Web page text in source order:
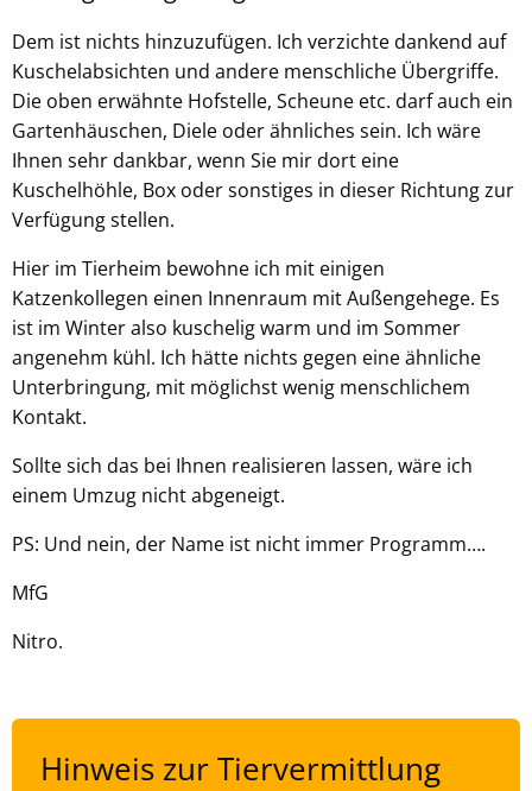
Dem ist nichts hinzuzufügen. Ich verzichte dankend auf
Kuschelabsichten und andere menschliche Übergriffe.
Die oben erwähnte Hofstelle, Scheune etc. darf auch ein
Gartenhäuschen, Diele oder ähnliches sein. Ich wäre
Ihnen sehr dankbar, wenn Sie mir dort eine
Kuschelhöhle, Box oder sonstiges in dieser Richtung zur
Verfügung stellen.
Hier im Tierheim bewohne ich mit einigen
Katzenkollegen einen Innenraum mit Außengehege. Es
ist im Winter also kuschelig warm und im Sommer
angenehm kühl. Ich hätte nichts gegen eine ähnliche
Unterbringung, mit möglichst wenig menschlichem
Kontakt.
Sollte sich das bei Ihnen realisieren lassen, wäre ich
einem Umzug nicht abgeneigt.
PS: Und nein, der Name ist nicht immer Programm….
MfG
Nitro.
Hinweis zur Tiervermittlung
Tierheim Tecklenburger Land e.V.
Zweck:
Speichern von Cookie-Einstellungen
Cookie Laufzeit:
1 Jahr
Um Inhalte von Videoplattformen oder
Kartendiensten anzeigen zu können, werden von
diesen externen Anbietern Cookies gesetzt
OpenStreetMap
OpenStreetMap
Youtube
Speichert Ihre bevorzugten Einstellungen